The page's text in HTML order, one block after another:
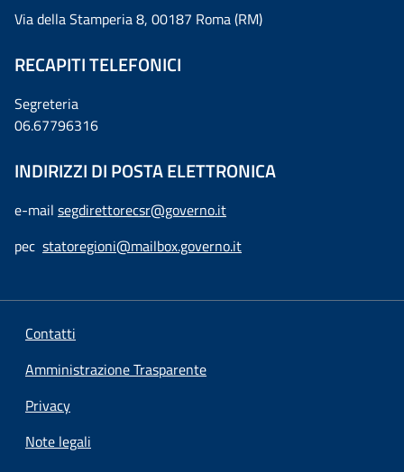
Via della Stamperia 8, 00187 Roma (RM)
RECAPITI TELEFONICI
Segreteria
06.67796316
INDIRIZZI DI POSTA ELETTRONICA
e-mail segdirettorecsr@governo.it
pec statoregioni@mailbox.governo.it
Contatti
Amministrazione Trasparente
Privacy
Note legali